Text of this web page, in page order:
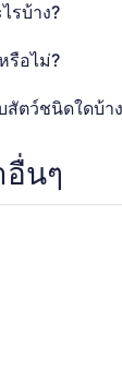
รบ้าง?
รือไม่?
ตว์ชนิดใดบ้า
นๆ